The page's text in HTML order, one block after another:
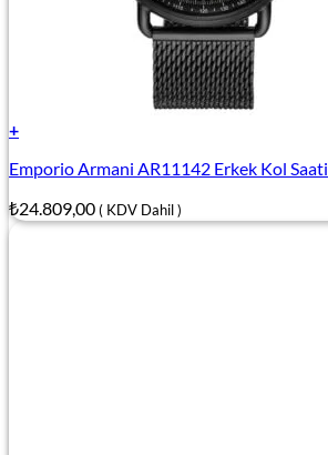
+
Emporio Armani AR11142 Erkek Kol Saati
₺24.809,00( KDV Dahil )